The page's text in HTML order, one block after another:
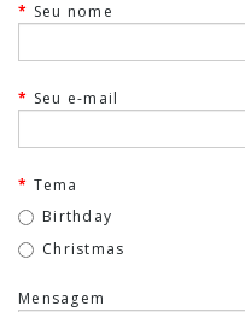
Seu nome
Seu e-mail
Tema
Birthday
Christmas
Mensagem